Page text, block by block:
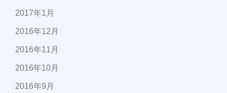
2017年1月
2016年12月
2016年11月
2016年10月
2016年9月